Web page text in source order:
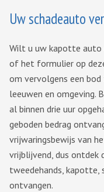
Uw schadeauto
Wilt u uw kapotte
of het formulier op
om vervolgens een
leeuwen en omgeving.
al binnen drie uur
geboden bedrag
vrijwaringsbewijs van
vrijblijvend, dus ontdek
tweedehands,
ontvangen.